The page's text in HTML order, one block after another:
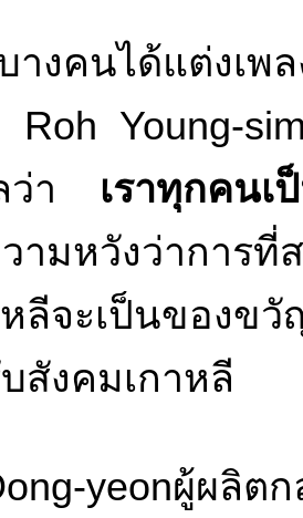
างคนได้แต่งเพ
Young-
ว่า เราทุกคน
ามหวังว่าการที่
หลีจะเป็นของข
สังคมเกาหลี
yeonผู้ผลิต